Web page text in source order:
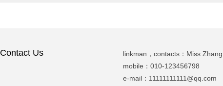
Contact Us linkman，contacts： Miss Zhang
mobile： 010-123456798
e-mail： 11111111111@qq.com